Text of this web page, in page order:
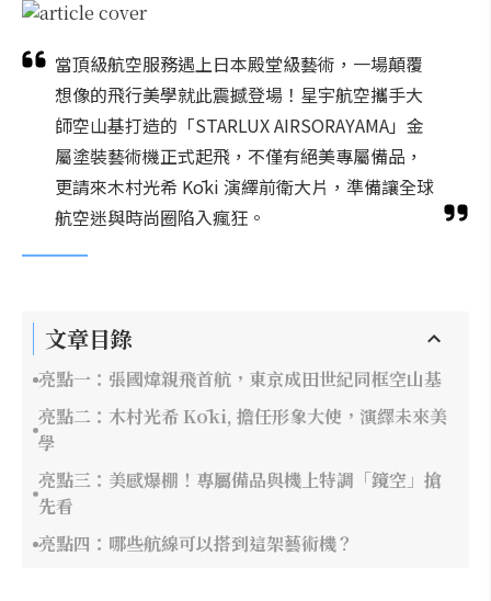
當頂級航空服務遇上日本殿堂級藝術，一場顛覆
想像的飛行美學就此震撼登場！星宇航空攜手大
師空山基打造的「STARLUX AIRSORAYAMA」金
屬塗裝藝術機正式起飛，不僅有絕美專屬備品，
更請來木村光希 Kōki 演繹前衛大片，準備讓全球
航空迷與時尚圈陷入瘋狂。
文章目錄
亮點一：張國煒親飛首航，東京成田世紀同框空山基
亮點二：木村光希 Kōki, 擔任形象大使，演繹未來美
學
亮點三：美感爆棚！專屬備品與機上特調「鏡空」搶
先看
亮點四：哪些航線可以搭到這架藝術機？